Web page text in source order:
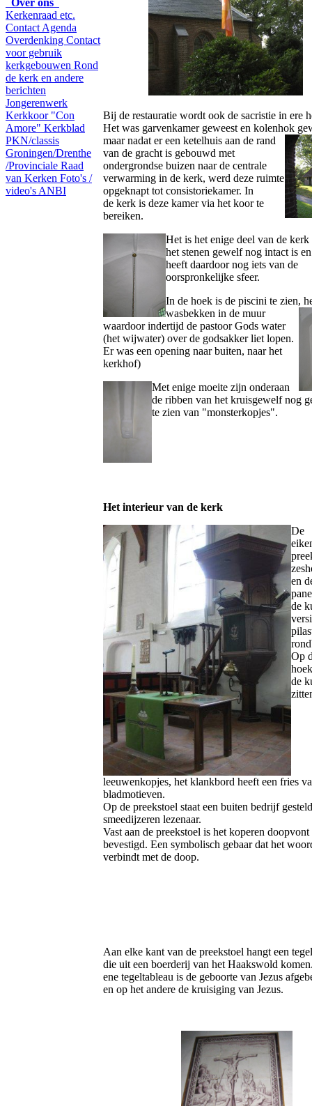
Over ons
Kerkenraad etc.
Contact Agenda
Overdenking Contact
voor gebruik
kerkgebouwen Rond
de kerk en andere
berichten
Jongerenwerk
Kerkkoor "Con
Amore" Kerkblad
PKN/classis
Groningen/Drenthe
/Provinciale Raad
van Kerken Foto's /
video's ANBI
Bij de restauratie wordt ook de sacristie in ere
Het was garvenkamer geweest en kolenhok
maar nadat er een ketelhuis aan de rand
van de gracht is gebouwd met
ondergrondse buizen naar de centrale
verwarming in de kerk, werd deze ruimte
opgeknapt tot consistoriekamer. In
de kerk is deze kamer via het koor te
bereiken.
Het is het enige deel van de kerk
het stenen gewelf nog intact is
heeft daardoor nog iets van de
oorspronkelijke sfeer.
In de hoek is de piscini te zien,
wasbekken in de muur
waardoor indertijd de pastoor Gods water
(het wijwater) over de godsakker liet lopen.
Er was een opening naar buiten, naar het
kerkhof)
Met enige moeite zijn onderaan
de ribben van het kruisgewelf nog
te zien van "monsterkopjes".
Het interieur van de kerk
De
en
de
Op
de
leeuwenkopjes, het klankbord heeft een fries
bladmotieven.
Op de preekstoel staat een buiten bedrijf
smeedijzeren lezenaar.
Vast aan de preekstoel is het koperen doopvont
bevestigd. Een symbolisch gebaar dat het
verbindt met de doop.
Aan elke kant van de preekstoel hangt een
die uit een boerderij van het Haakswold
ene tegeltableau is de geboorte van Jezus
en op het andere de kruisiging van